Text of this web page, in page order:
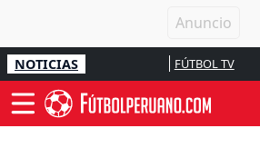
NOTICIAS FÚTBOL TV